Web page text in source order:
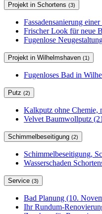
Projekt in Schortens (3)
Fassadensanierung
Frischer Look für neue
Fugenlose
Projekt in Wilhelmshaven (1)
Fugenloses Bad in
Putz (2)
Kalkputz ohne Chemie,
Velvet Baumwollputz
Schimmelbeseitigung (2)
Schimmelbeseitigung,
Wasserschaden
Service (3)
Bad Planung (10.
Ihr Rundum-